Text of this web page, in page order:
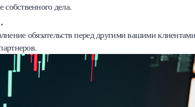
собственного дела.
обязательств перед другими вашими